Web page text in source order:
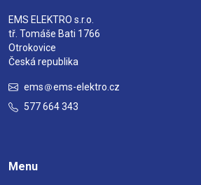
EMS ELEKTRO s.r.o.
tř. Tomáše Bati 1766
Otrokovice
Česká republika
ems
ems-elektro.cz
577 664 343
Menu